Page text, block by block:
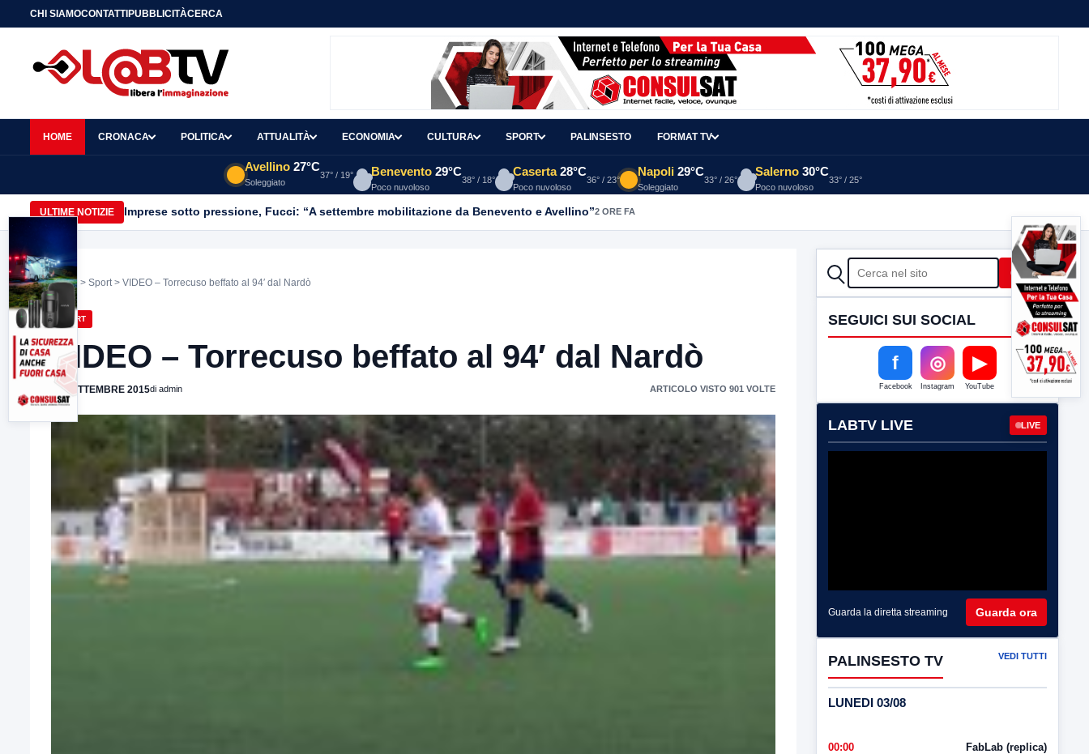
CHI SIAMOCONTATTIPUBBLICITÀCERCA
HOME CRONACA POLITICA ATTUALITÀ ECONOMIA CULTURA SPORT PALINSESTO FORMAT TV
Avellino 27°C
Soleggiato
37° / 19° Benevento 29°C
Poco nuvoloso
38° / 18°
Caserta 28°C
Poco nuvoloso
36° / 23°
Napoli 29°C
Soleggiato
33° / 26°
Salerno 30°C
Poco nuvoloso
33° / 25°
ULTIME NOTIZIE Imprese sotto pressione, Fucci: “A settembre mobilitazione da Benevento e Avellino”2 ORE FA
Home > Sport> VIDEO – Torrecuso beffato al 94′ dal Nardò
SPORT
VIDEO – Torrecuso beffato al 94′ dal Nardò
27 SETTEMBRE 2015di admin ARTICOLO VISTO 901 VOLTE
CERCA Cerca
SEGUICI SUI SOCIAL
f
Facebook
◎
Instagram
▶
YouTube
LABTV LIVE LIVE
Guarda la diretta streaming Guarda ora
PALINSESTO TV VEDI TUTTI
LUNEDI 03/08
00:00 FabLab (replica)